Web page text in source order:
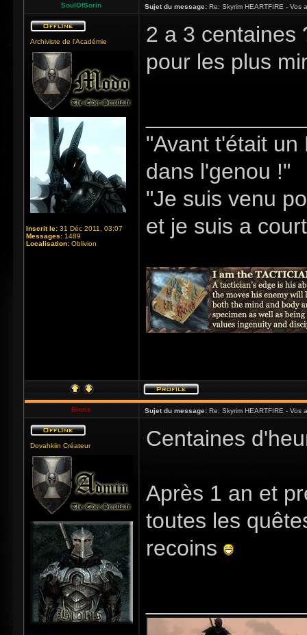
SoulOfSorin Sujet du message: Re: Skyrim HEARTFIRE - Vos
Archiviste de l'Académie
Inscrit le: 31 Déc 2011, 03:07
Messages: 1489
Localisation: Oblivion
2 a 3 centaines
pour les plus
"Avant t'était
dans l'genou !"
"Je suis venu
et je suis a
Bioris Sujet du message: Re: Skyrim HEARTFIRE - Vos
Dovahkiin Créateur Centaines
Après 1 an et
toutes les
recoins